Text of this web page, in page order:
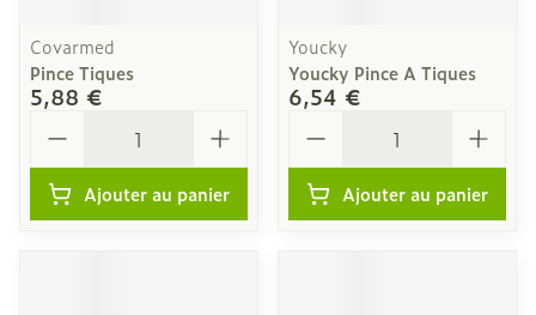
Covarmed
Pince Tiques
5,88 €
Ajouter au panier
Youcky
Youcky Pince A Tiques
6,54 €
Ajouter au panier